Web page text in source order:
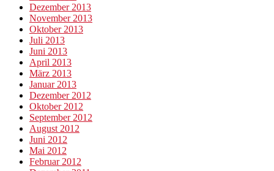
Dezember 2013
November 2013
Oktober 2013
Juli 2013
Juni 2013
April 2013
März 2013
Januar 2013
Dezember 2012
Oktober 2012
September 2012
August 2012
Juni 2012
Mai 2012
Februar 2012